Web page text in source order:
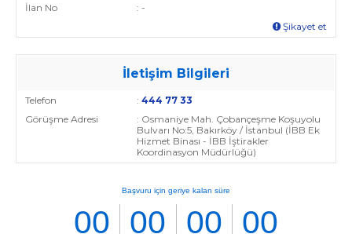
İlan No
: -
Şikayet et
İletişim Bilgileri
Telefon : 444 77 33
Görüşme Adresi
: Osmaniye Mah. Çobançeşme Koşuyolu
Bulvarı No:5, Bakırköy / İstanbul (İBB Ek
Hizmet Binası - İBB İştirakler
Koordinasyon Müdürlüğü)